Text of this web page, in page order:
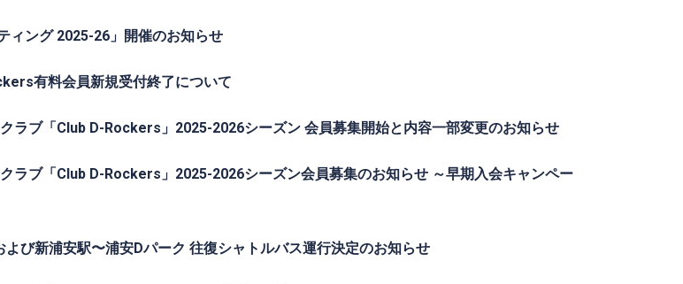
ィング 2025-26」開催のお知らせ
有料会員新規受付終了について
ラブ「Club D-Rockers」2025-2026シーズン 会員募集開始と内容一部変更のお知らせ
ラブ「Club D-Rockers」2025-2026シーズン会員募集のお知らせ ～早期入会キャンペー
よび新浦安駅〜浦安Dパーク 往復シャトルバス運行決定のお知らせ